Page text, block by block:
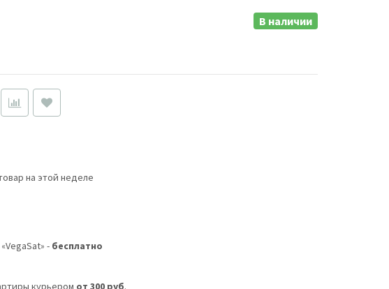
В наличии
на этой неделе
- бесплатно